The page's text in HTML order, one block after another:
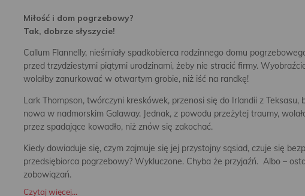
Miłość i dom pogrzebowy?
Tak, dobrze słyszycie!
Callum Flannelly, nieśmiały spadkobierca rodzinnego domu
przed trzydziestymi piątymi urodzinami, żeby nie stracić firmy.
wolałby zanurkować w otwartym grobie, niż iść na randkę!
Lark Thompson, twórczyni kreskówek, przenosi się do Irlandii z Teksasu,
nowa w nadmorskim Galaway. Jednak, z powodu przeżytej traumy,
przez spadające kowadło, niż znów się zakochać.
Kiedy dowiaduje się, czym zajmuje się jej przystojny sąsiad, czuje się
przedsiębiorca pogrzebowy? Wykluczone. Chyba że przyjaźń. Albo –
zobowiązań.
Czytaj więcej...